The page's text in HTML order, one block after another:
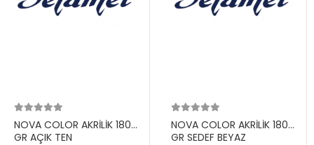
NOVA COLOR AKRİLİK 180
GR AÇIK TEN
NOVA COLOR AKRİLİK 180
GR SEDEF BEYAZ